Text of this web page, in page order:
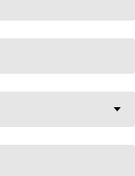
стала
«Время